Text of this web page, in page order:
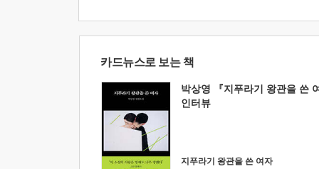
카드뉴스로 보는 책
박상영 『지푸라기 왕관을 쓴
인터뷰
지푸라기 왕관을 쓴 여자